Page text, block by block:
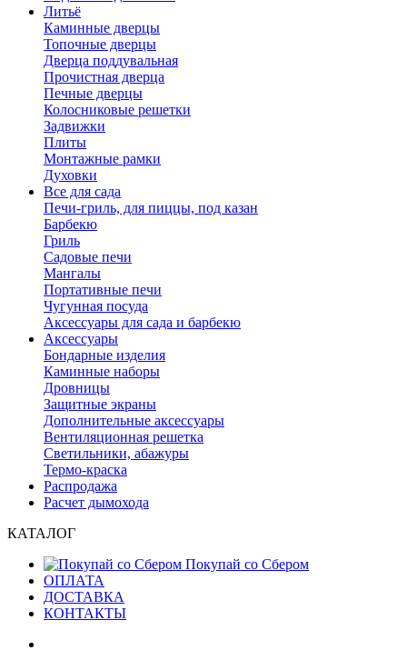
Литьё
Каминные дверцы
Топочные дверцы
Дверца поддувальная
Прочистная дверца
Печные дверцы
Колосниковые решетки
Задвижки
Плиты
Монтажные рамки
Духовки
Все для сада
Печи-гриль, для пиццы, под казан
Барбекю
Гриль
Садовые печи
Мангалы
Портативные печи
Чугунная посуда
Аксессуары для сада и барбекю
Аксессуары
Бондарные изделия
Каминные наборы
Дровницы
Защитные экраны
Дополнительные аксессуары
Вентиляционная решетка
Светильники, абажуры
Термо-краска
Распродажа
Расчет дымохода
КАТАЛОГ
Покупай со Сбером
ОПЛАТА
ДОСТАВКА
КОНТАКТЫ